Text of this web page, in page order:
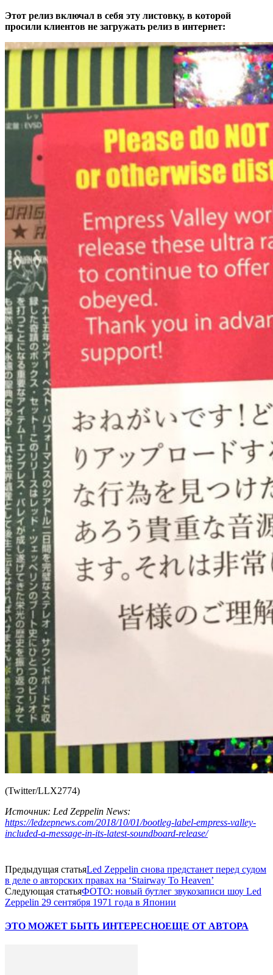
Этот релиз включал в себя эту листовку, в которой
просили клиентов не загружать релиз в интернет:
(Twitter/LLX2774)
Источник: Led Zeppelin News:
https://ledzepnews.com/2018/10/01/bootleg-label-empress-valley-
included-a-message-in-its-latest-soundboard-release/
Предыдущая статьяLed Zeppelin снова предстанет перед судом
в деле о авторских правах на ‘Stairway To Heaven’
Следующая статьяФОТО: новый бутлег звукозаписи шоу Led
Zeppelin 29 сентября 1971 года в Японии
ЭТО МОЖЕТ БЫТЬ ИНТЕРЕСНОЕЩЕ ОТ АВТОРА